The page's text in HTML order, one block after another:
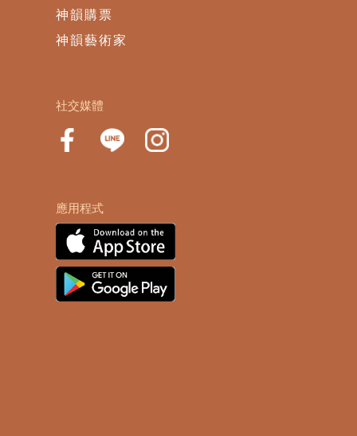
神韻購票
神韻藝術家
社交媒體
應用程式